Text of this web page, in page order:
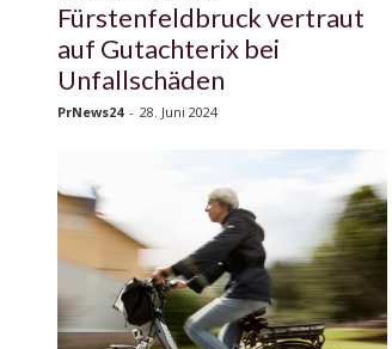
Fürstenfeldbruck vertraut
auf Gutachterix bei
Unfallschäden
PrNews24 - 28. Juni 2024